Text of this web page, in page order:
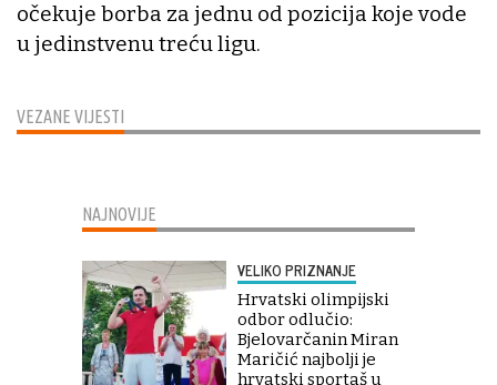
VEZANE VIJESTI
očekuje borba za jednu od pozicija koje vode
u jedinstvenu treću ligu.
NAJNOVIJE
VELIKO PRIZNANJE
Hrvatski olimpijski
odbor odlučio:
Bjelovarčanin Miran
Maričić najbolji je
hrvatski sportaš u